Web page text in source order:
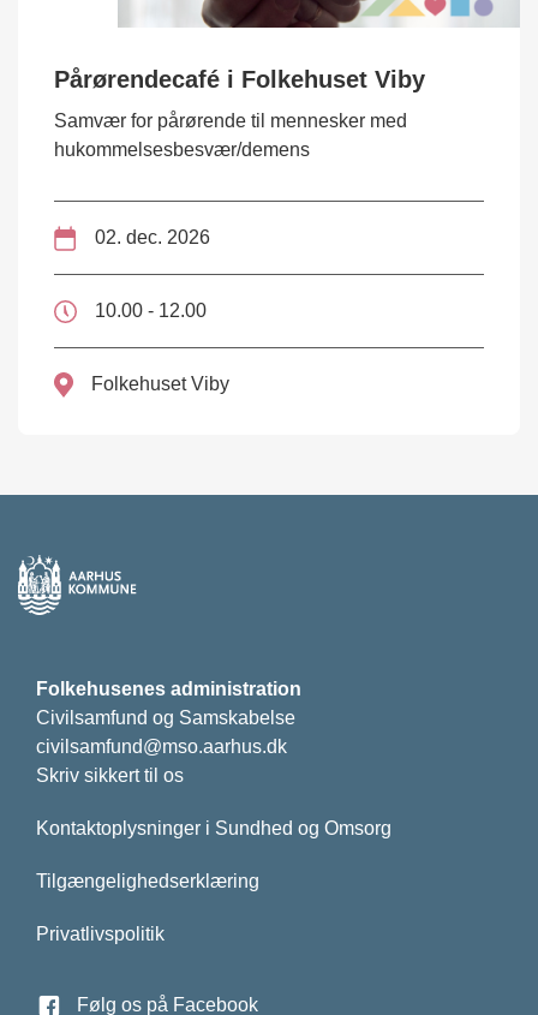
Pårørendecafé i Folkehuset Viby
Samvær for pårørende til mennesker med
hukommelsesbesvær/demens
02. dec. 2026
10.00 - 12.00
Folkehuset Viby
Folkehusenes administration
Civilsamfund og Samskabelse
civilsamfund@mso.aarhus.dk
Skriv sikkert til os
Kontaktoplysninger i Sundhed og Omsorg
Tilgængelighedserklæring
Privatlivspolitik
Følg os på Facebook